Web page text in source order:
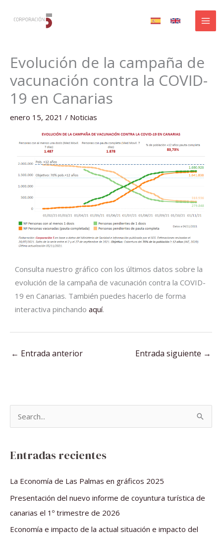
Evolución de la campaña de
vacunación contra la COVID-
19 en Canarias
enero 15, 2021 / Noticias
Consulta nuestro gráfico con los últimos datos sobre la
evolución de la campaña de vacunación contra la COVID-
19 en Canarias. También puedes hacerlo de forma
interactiva pinchando aquí.
← Entrada anterior Entrada siguiente →
a
Entradas recientes
La Economía de Las Palmas en gráficos 2025
Presentación del nuevo informe de coyuntura turística de
canarias el 1º trimestre de 2026
Economía e impacto de la actual situación e impacto del